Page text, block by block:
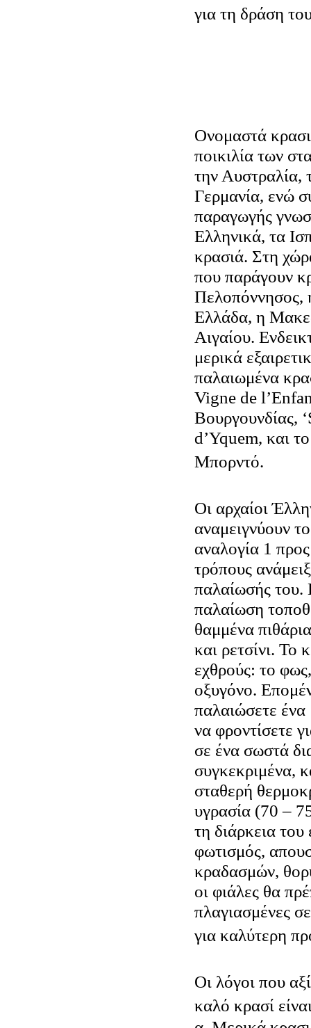
για τη δράση
Ονομαστά
ποικιλία των
την Αυστραλία,
Γερμανία, ενώ
παραγωγής
Ελληνικά, τα
κρασιά. Στη
που παράγουν
Πελοπόννησος,
Ελλάδα, η
Αιγαίου.
μερικά
παλαιωμένα
Vigne de
Βουργουνδίας,
d’Yquem, και
Μπορντό.
Οι αρχαίοι
αναμειγνύουν
αναλογία 1
τρόπους
παλαίωσής του.
παλαίωση
θαμμένα
και ρετσίνι. Το
εχθρούς: το
οξυγόνο.
παλαιώσετε ένα
να φροντίσετε
σε ένα σωστά
συγκεκριμένα,
σταθερή
υγρασία (70 –
τη διάρκεια
φωτισμός,
κραδασμών,
οι φιάλες θα
πλαγιασμένες
για καλύτερη
Οι λόγοι που
καλό κρασί